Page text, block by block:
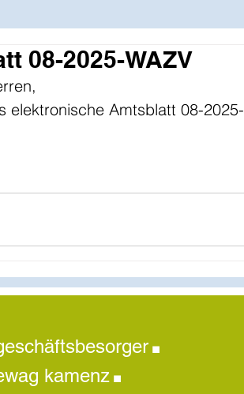
08-2025-WAZV
elektronische Amtsblatt 08-
.
kamenz.